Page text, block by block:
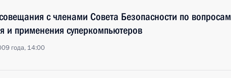
с членами Совета Безопасности по вопросам
и применения суперкомпьютеров
года, 14:00